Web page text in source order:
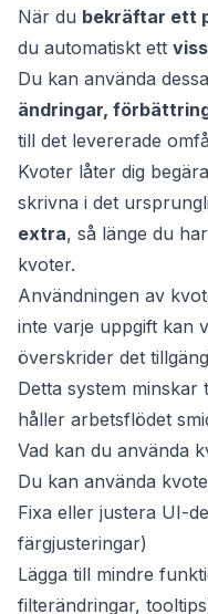
När du bekräftar ett
du automatiskt ett
Du kan använda
ändringar,
till det levererade
Kvoter låter dig
skrivna i det
extra, så länge du
kvoter.
Användningen av
inte varje uppgift kan
överskrider det
Detta system
håller arbetsflödet
Vad kan du använda
Du kan använda
Fixa eller justera UI-
färgjusteringar)
Lägga till mindre
filterändringar,